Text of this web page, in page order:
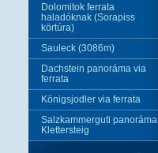
Dolomitok ferrata
haladóknak (Sorapiss
körtúra)
Sauleck (3086m)
Dachstein panoráma via
ferrata
Königsjodler via ferrata
Salzkammerguti panoráma
Klettersteig